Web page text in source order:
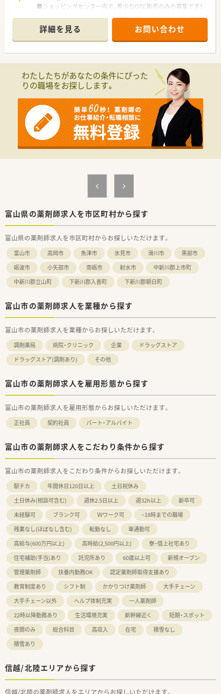
■ショッピングセンター内で、希少なOTC販売のみの募集です！
希望の方にオススメです♪
■買い物補助制度（食品5％、衣類・住居関連9％）がご利用いただ
けるお得な特典もございます。
■業務はＯＴＣ販売、レジ打ち、品出し、発注業務をして頂きま
■未経験OK！年齢、経験は問いません。弊社紹介実績も多数ござ
います。
■週20時間以上で社会保険へご加入いただけます。
詳細を見る お問い合わせ
わたしたちがあなたの条件にぴった
りの職場をお探しします。
富山県の薬剤師求人を市区町村から探す
富山県の薬剤師求人を市区町村からお探しいただけます。
富山市 高岡市 魚津市 氷見市 滑川市
黒部市
砺波市
小矢部市 南砺市 射水市
中新川郡上市町
中新川郡立山町
下新川郡入善町 下新川郡朝日町
富山市の薬剤師求人を業種から探す
富山市の薬剤師求人を業種からお探しいただけます。
調剤薬局 病院・クリニック 企業
ドラッグストア
ドラッグストア(調剤あり)
その他
富山市の薬剤師求人を雇用形態から探す
富山市の薬剤師求人を雇用形態からお探しいただけます。
正社員 契約社員 パート・アルバイト
富山市の薬剤師求人をこだわり条件から探す
富山市の薬剤師求人をこだわり条件からお探しいただけます。
駅チカ 年間休日120日以上
土日祝休み
土日休み(相談可含む)
週休2.5日以上 週32h以上
新卒可
未経験可
ブランク可 Ｗワーク可
~18時までの職場
残業なし(ほぼなし含む)
転勤なし
車通勤可
高給与(600万円以上)
高時給(2,500円以上)
寮・借上社宅あり
住宅補助(手当)あり
託児所あり 60歳以上可
新規オープン
管理薬剤師
扶養内勤務OK
認定薬剤師取得支援あり
教育制度あり
シフト制 かかりつけ薬剤師
大手チェーン
大手チェーン以外
ヘルプ体制充実
一人薬剤師
22時以降勤務あり
生活環境充実 新幹線近く
短期・スポット
夜間のみ
総合科目 高収入 在宅
積雪なし
積雪あり
信越/北陸エリアから探す
信越/北陸の薬剤師求人をエリアからお探しいただけます。